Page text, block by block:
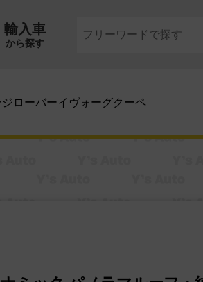
輸入車
から探す
ローバーイヴォーグクーペ